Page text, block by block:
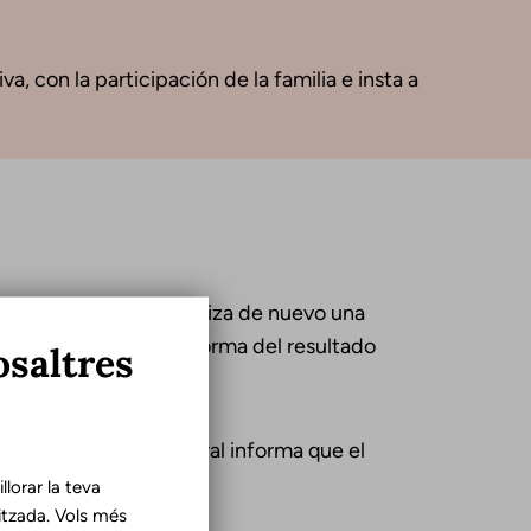
con la participación de la familia e insta a
del alta, se realiza de nuevo una
inicial y se informa del resultado
la evaluación integral informa que el
o bien cuando:
la teva
Vols més